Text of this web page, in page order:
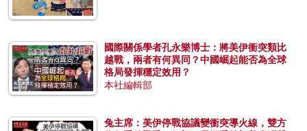
國際關係學者孔永樂博士：將美伊衝突類比
越戰，兩者有何異同？中國崛起能否為全球
格局發揮穩定效用？
本社編輯部
兔主席：美伊停戰協議變衝突導火線，雙方